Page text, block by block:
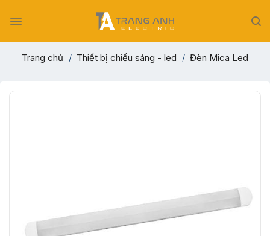
Trang chủ / Thiết bị chiếu sáng - led / Đèn Mica Led